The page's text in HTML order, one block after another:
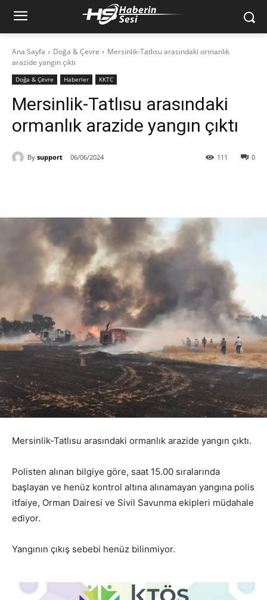
Ana Sayfa Doğa & Çevre
Mersinlik-Tatlısu arasındaki ormanlık
arazide yangın çıktı
Doğa & Çevre Haberler KKTC
Mersinlik-Tatlısu arasındaki
ormanlık arazide yangın çıktı
By support 06/06/2024 0
111
Mersinlik-Tatlısu arasındaki ormanlık arazide yangın çıktı.
Polisten alınan bilgiye göre, saat 15.00 sıralarında
başlayan ve henüz kontrol altına alınamayan yangına polis
itfaiye, Orman Dairesi ve Sivil Savunma ekipleri müdahale
ediyor.
Yangının çıkış sebebi henüz bilinmiyor.